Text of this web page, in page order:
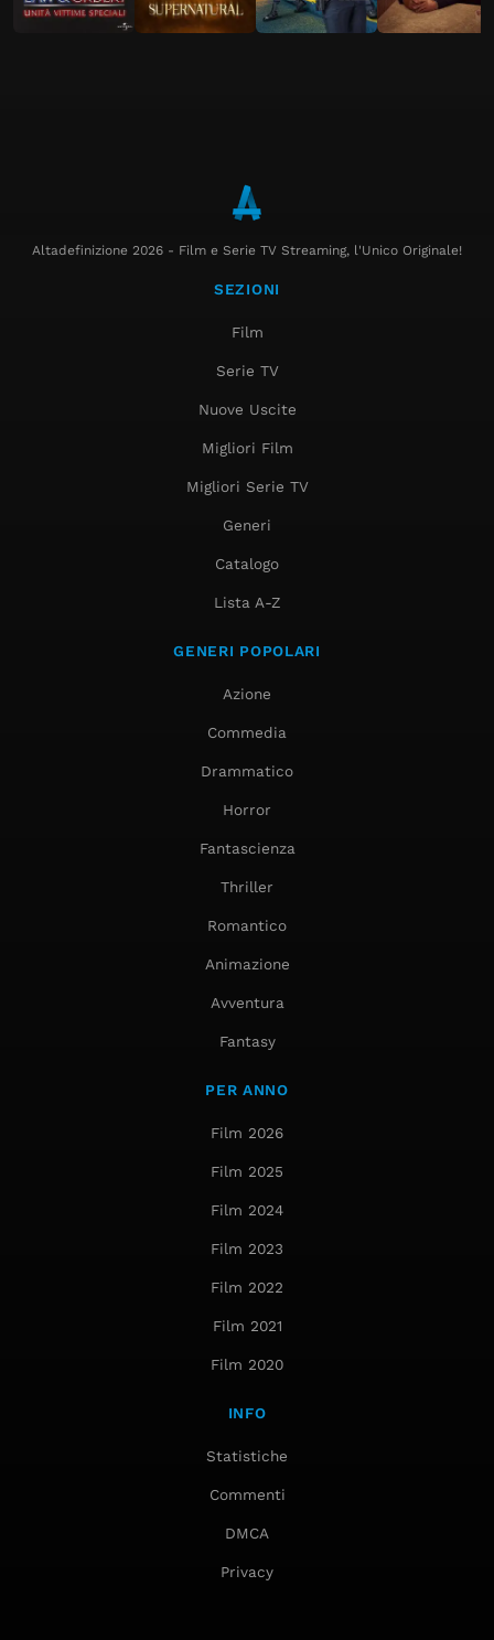
Altadefinizione 2026 - Film e Serie TV Streaming, l'Unico Originale!
SEZIONI
Film
Serie TV
Nuove Uscite
Migliori Film
Migliori Serie TV
Generi
Catalogo
Lista A-Z
GENERI POPOLARI
Azione
Commedia
Drammatico
Horror
Fantascienza
Thriller
Romantico
Animazione
Avventura
Fantasy
PER ANNO
Film 2026
Film 2025
Film 2024
Film 2023
Film 2022
Film 2021
Film 2020
INFO
Statistiche
Commenti
DMCA
Privacy